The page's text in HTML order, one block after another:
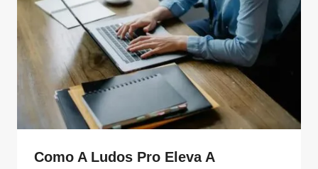
Como A Ludos Pro Eleva A